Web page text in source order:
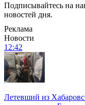
Подписывайтесь на
новостей дня.
Реклама
Новости
12:42
Летевший из